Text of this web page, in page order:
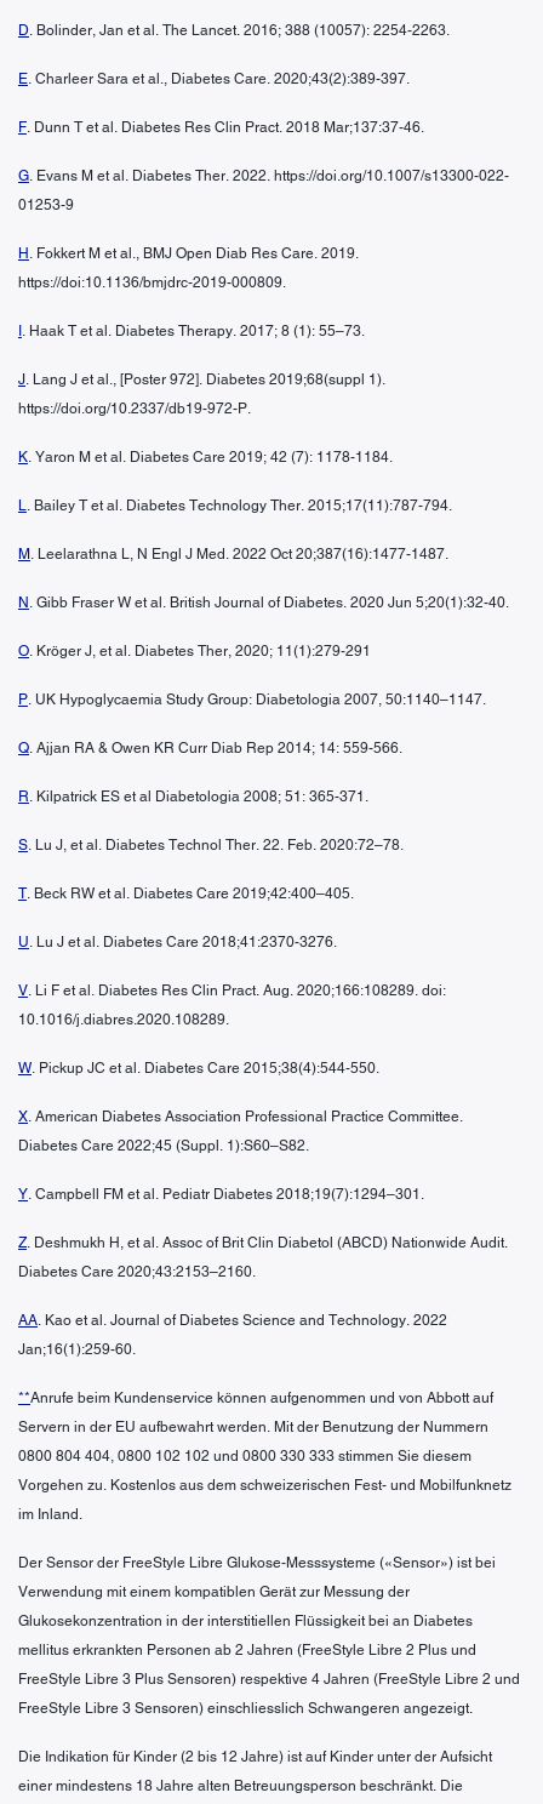
D . Bolinder, Jan et al. The Lancet. 2016; 388 (10057): 2254-2263.
E . Charleer Sara et al., Diabetes Care. 2020;43(2):389-397.
F . Dunn T et al. Diabetes Res Clin Pract. 2018 Mar;137:37-46.
G . Evans M et al. Diabetes Ther. 2022. https://doi.org/10.1007/s13300-022-
01253-9
H . Fokkert M et al., BMJ Open Diab Res Care. 2019.
https://doi:10.1136/bmjdrc-2019-000809.
I . Haak T et al. Diabetes Therapy. 2017; 8 (1): 55–73.
J . Lang J et al., [Poster 972]. Diabetes 2019;68(suppl 1).
https://doi.org/10.2337/db19-972-P.
K . Yaron M et al. Diabetes Care 2019; 42 (7): 1178-1184.
L . Bailey T et al. Diabetes Technology Ther. 2015;17(11):787-794.
M . Leelarathna L, N Engl J Med. 2022 Oct 20;387(16):1477-1487.
N . Gibb Fraser W et al. British Journal of Diabetes. 2020 Jun 5;20(1):32-40.
O . Kröger J, et al. Diabetes Ther, 2020; 11(1):279-291
P . UK Hypoglycaemia Study Group: Diabetologia 2007, 50:1140–1147.
Q . Ajjan RA & Owen KR Curr Diab Rep 2014; 14: 559-566.
R . Kilpatrick ES et al Diabetologia 2008; 51: 365-371.
S . Lu J, et al. Diabetes Technol Ther. 22. Feb. 2020:72–78.
T. Beck RW et al. Diabetes Care 2019;42:400–405.
U . Lu J et al. Diabetes Care 2018;41:2370-3276.
V . Li F et al. Diabetes Res Clin Pract. Aug. 2020;166:108289. doi:
10.1016/j.diabres.2020.108289.
W . Pickup JC et al. Diabetes Care 2015;38(4):544-550.
X . American Diabetes Association Professional Practice Committee.
Diabetes Care 2022;45 (Suppl. 1):S60–S82.
Y . Campbell FM et al. Pediatr Diabetes 2018;19(7):1294–301.
Z . Deshmukh H, et al. Assoc of Brit Clin Diabetol (ABCD) Nationwide Audit.
Diabetes Care 2020;43:2153–2160.
AA . Kao et al. Journal of Diabetes Science and Technology. 2022
Jan;16(1):259-60.
**Anrufe beim Kundenservice können aufgenommen und von Abbott auf
Servern in der EU aufbewahrt werden. Mit der Benutzung der Nummern
0800 804 404, 0800 102 102 und 0800 330 333 stimmen Sie diesem
Vorgehen zu. Kostenlos aus dem schweizerischen Fest- und Mobilfunknetz
im Inland.
Der Sensor der FreeStyle Libre Glukose-Messsysteme («Sensor») ist bei
Verwendung mit einem kompatiblen Gerät zur Messung der
Glukosekonzentration in der interstitiellen Flüssigkeit bei an Diabetes
mellitus erkrankten Personen ab 2 Jahren (FreeStyle Libre 2 Plus und
FreeStyle Libre 3 Plus Sensoren) respektive 4 Jahren (FreeStyle Libre 2 und
FreeStyle Libre 3 Sensoren) einschliesslich Schwangeren angezeigt.
Die Indikation für Kinder (2 bis 12 Jahre) ist auf Kinder unter der Aufsicht
einer mindestens 18 Jahre alten Betreuungsperson beschränkt. Die